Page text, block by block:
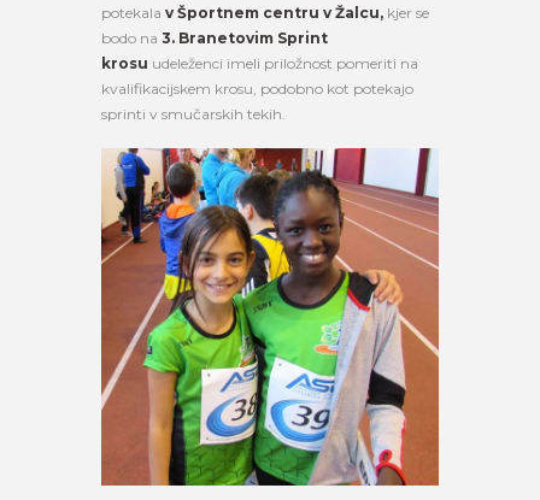
potekala v Športnem centru v Žalcu, kjer se
bodo na 3. Branetovim Sprint
krosu udeleženci imeli priložnost pomeriti na
kvalifikacijskem krosu, podobno kot potekajo
sprinti v smučarskih tekih.